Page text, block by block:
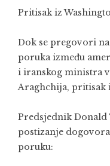
Pritisak iz
Dok se pregovori
poruka između
i iranskog ministra
Araghchija, pritisak
PredsjednikDonald
postizanje
poruku: